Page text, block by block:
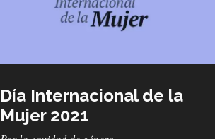
Día Internacional de la
Mujer 2021